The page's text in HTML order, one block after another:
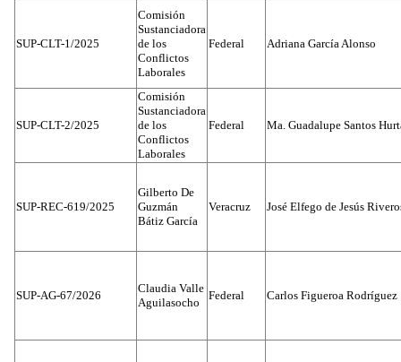
SUP-CLT-1/2025
Comisión
Sustanciadora
de los
Conflictos
Laborales
Federal Adriana García Alonso
SUP-CLT-2/2025
Comisión
Sustanciadora
de los
Conflictos
Laborales
Federal Ma. Guadalupe Santos
SUP-REC-619/2025
Gilberto De
Guzmán
Bátiz García
Veracruz José Elfego de Jesús
SUP-AG-67/2026
Claudia Valle
Aguilasocho
Federal Carlos Figueroa Rodríguez